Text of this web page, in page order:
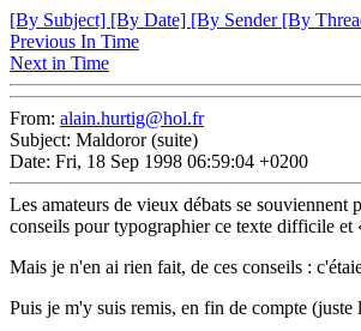
[By Subject] [By Date] [By Sender [By
Previous In Time
Next in Time
From: alain.hurtig@hol.fr
Subject: Maldoror (suite)
Date: Fri, 18 Sep 1998 06:59:04 +0200
Les amateurs de vieux débats se
conseils pour typographier ce texte difficile et
Mais je n'en ai rien fait, de ces conseils :
Puis je m'y suis remis, en fin de compte